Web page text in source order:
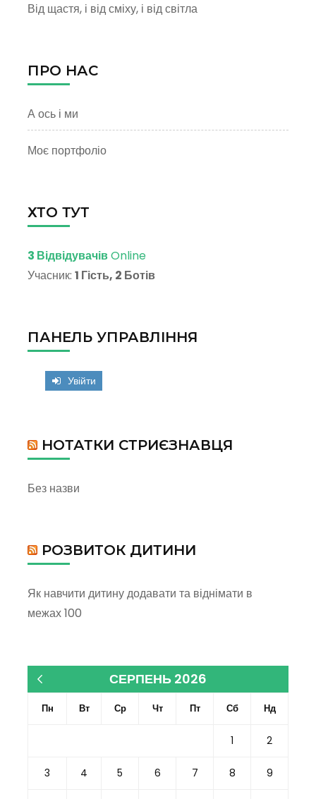
Від щастя, і від сміху, і від світла
ПРО НАС
А ось і ми
Моє портфоліо
ХТО ТУТ
3 ВідвідувачівOnline
Учасник: 1 Гість, 2 Ботів
ПАНЕЛЬ УПРАВЛІННЯ
Увійти
НОТАТКИ СТРИЄЗНАВЦЯ
Без назви
РОЗВИТОК ДИТИНИ
Як навчити дитину додавати та віднімати в
межах 100
СЕРПЕНЬ 2026
Пн Вт Ср Чт Пт Сб Нд
1 2
3 4 5 6 7 8 9